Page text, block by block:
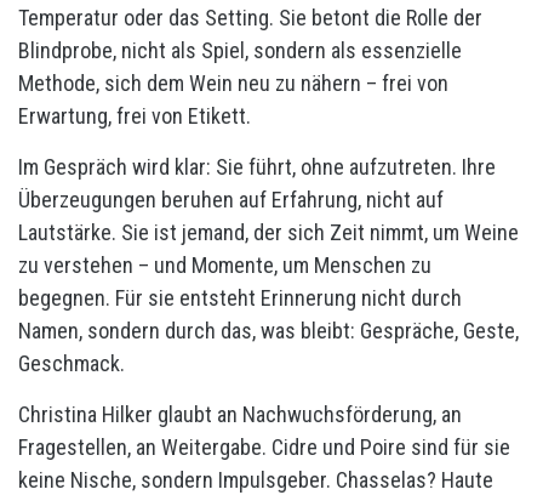
Temperatur oder das Setting. Sie betont die Rolle der
Blindprobe, nicht als Spiel, sondern als essenzielle
Methode, sich dem Wein neu zu nähern – frei von
Erwartung, frei von Etikett.
Im Gespräch wird klar: Sie führt, ohne aufzutreten. Ihre
Überzeugungen beruhen auf Erfahrung, nicht auf
Lautstärke. Sie ist jemand, der sich Zeit nimmt, um Weine
zu verstehen – und Momente, um Menschen zu
begegnen. Für sie entsteht Erinnerung nicht durch
Namen, sondern durch das, was bleibt: Gespräche, Geste,
Geschmack.
Christina Hilker glaubt an Nachwuchsförderung, an
Fragestellen, an Weitergabe. Cidre und Poire sind für sie
keine Nische, sondern Impulsgeber. Chasselas? Haute